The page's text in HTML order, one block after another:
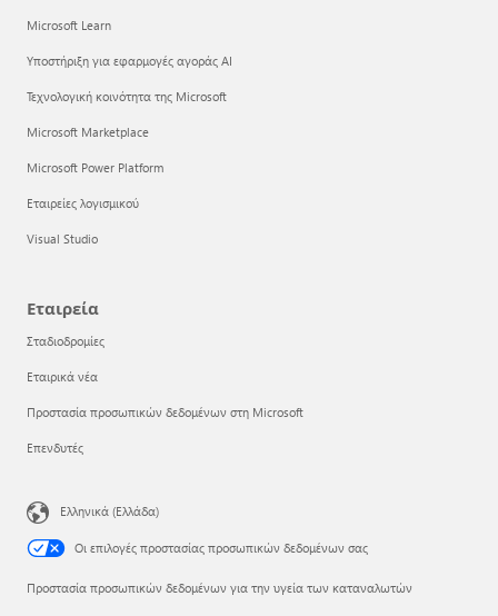
Microsoft Learn
Υποστήριξη για εφαρμογές αγοράς AI
Τεχνολογική κοινότητα της Microsoft
Microsoft Marketplace
Microsoft Power Platform
Εταιρείες λογισμικού
Visual Studio
Εταιρεία
Σταδιοδρομίες
Εταιρικά νέα
Προστασία προσωπικών δεδομένων στη Microsoft
Επενδυτές
Ελληνικά (Ελλάδα)
Οι επιλογές προστασίας προσωπικών δεδομένων σας
Προστασία προσωπικών δεδομένων για την υγεία των καταναλωτών